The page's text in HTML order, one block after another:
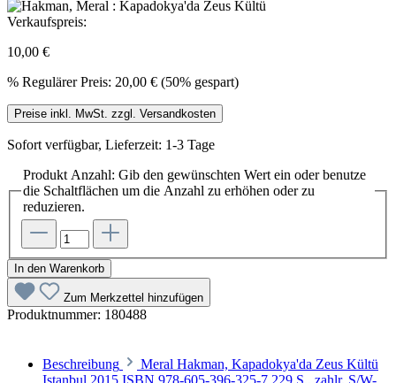
Verkaufspreis:
10,00 €
% Regulärer Preis: 20,00 € (50% gespart)
Preise inkl. MwSt. zzgl. Versandkosten
Sofort verfügbar, Lieferzeit: 1-3 Tage
Produkt Anzahl: Gib den gewünschten Wert ein oder benutze
die Schaltflächen um die Anzahl zu erhöhen oder zu
reduzieren.
In den Warenkorb
Zum Merkzettel hinzufügen
Produktnummer: 180488
Beschreibung
Meral Hakman, Kapadokya'da Zeus Kültü